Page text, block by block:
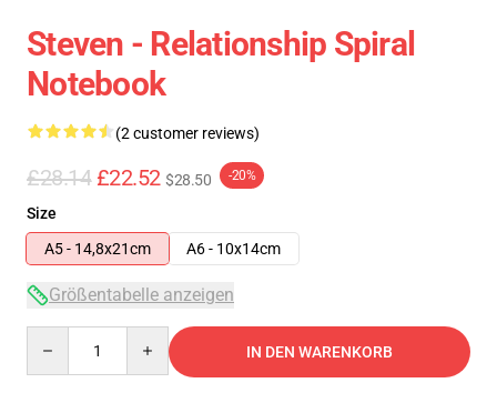
Steven - Relationship Spiral
Notebook
(2 customer reviews)
£28.14 £22.52 $28.50 -20%
Size
A5 - 14,8x21cm
A6 - 10x14cm
Größentabelle anzeigen
IN DEN WARENKORB